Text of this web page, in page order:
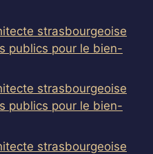
strasbourgeoise
publics pour le bien-
strasbourgeoise
publics pour le bien-
strasbourgeoise